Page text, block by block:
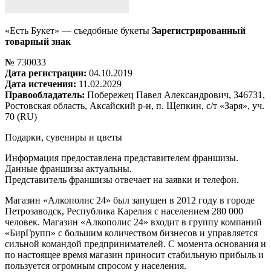
«Есть Букет» — съедобные букеты Зарегистрированный
товарный знак
№ 730033
Дата регистрации: 04.10.2019
Дата истечения: 11.02.2029
Правообладатель: Побережец Павел Александрович, 346731,
Ростовская область, Аксайский р-н, п. Щепкин, с/т «Заря», уч.
70 (RU)
Подарки, сувениры и цветы
Информация предоставлена представителем франшизы.
Данные франшизы актуальны.
Представитель франшизы отвечает на заявки и телефон.
Магазин «Алкополис 24» был запущен в 2012 году в городе
Петрозаводск, Республика Карелия с населением 280 000
человек. Магазин «Алкополис 24» входит в группу компаний
«БирГрупп» с большим количеством бизнесов и управляется
сильной командой предпринимателей. С момента основания и
по настоящее время магазин приносит стабильную прибыль и
пользуется огромным спросом у населения.